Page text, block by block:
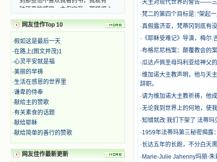
种厌恶的感觉。主保守我，那样细心
地防护着我，从那以后我从未读过一
本不良的书籍。 善良的书使人向
善，这些圣人的作品，渐渐地印在了
我的脑子里。读这些圣书时，我思潮
汹涌起伏，欣喜不能自已。书中谈到
这些圣人们如何在与主的交往中得到
灵命的更新，德行的馨香如何上达天
的圣人，为了传播福音，他们告别亲
人，舍下了他们手中的一切，轻快地
踏上了异国他乡，到没有人知道真神
的世界里去。啊，若不是主的引领，
我可能到死还不认识他们呢！ 我
的心灵从主给我的这些圣人的言行中
奋啊！当我读到他们为主而受人逼
网友佳作Top 10
·假如这是最后一天
·在路上(图文并茂)1
·心灵平安就是福
·美丽的早祷
·生活在感恩的世界里
·谦卑的侍奉
·献给主的赞歌
·有关素食的话题
·献给耶稣
·献给简单的善行的赞歌
网友佳作最新更新
·天主对现代世界的警告——
·梵二的第四个目标是: "架起
·真假露济亚，梵蒂冈到底有
· 《耶稣受难记》导演，梅
·布格尼尼档案：颠覆教会的
·瓜达卢佩圣母玛利亚给神父
·维加诺大主教声明，他与天
辞职。
·请为维加诺大主教祈祷，他
·无论我到世界上的何地，使
·知错就改:我们下架了 法蒂
·1959年法蒂玛第三秘密揭露
·长达五年的长跑，不分白天
· Marie-Julie Jahenny玛丽-